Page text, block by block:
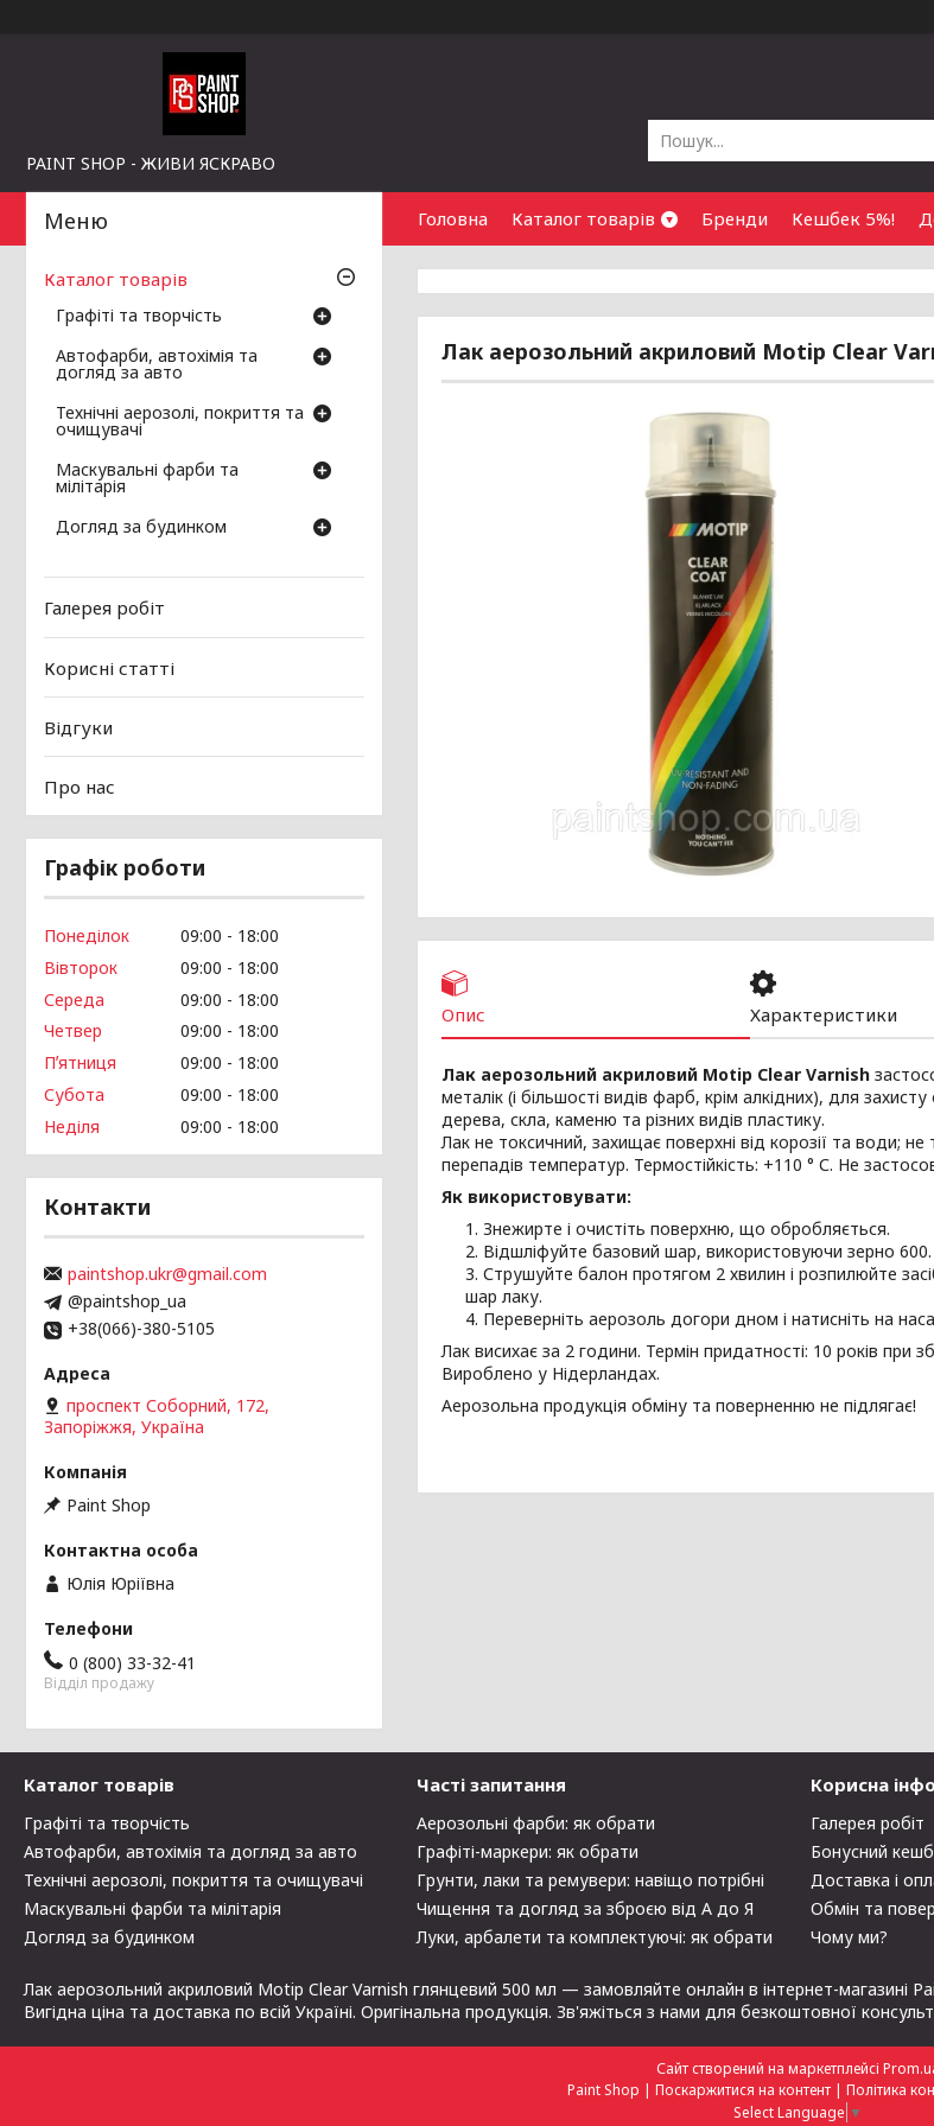
PAINT SHOP - ЖИВИ ЯСКРАВО
Головна Каталог товарів Бренди Кешбек 5%!
Лак аерозольний акриловий Motip Clear
Опис Характеристики
Лак аерозольний акриловий Motip Clear Varnish
металік (і більшості видів фарб, крім алкідних), для
дерева, скла, каменю та різних видів пластику.
Лак не токсичний, захищає поверхні від корозії та води; не
перепадів температур. Термостійкість: +110 ° С. Не
Як використовувати:
Знежирте і очистіть поверхню, що обробляється.
Відшліфуйте базовий шар, використовуючи зерно 600.
Струшуйте балон протягом 2 хвилин і розпилюйте
шар лаку.
Переверніть аерозоль догори дном і натисніть на
Лак висихає за 2 години. Термін придатності: 10 років при
Вироблено у Нідерландах.
Аерозольна продукція обміну та поверненню не підлягає!
Каталог товарів
Графіті та творчість
Автофарби, автохімія та
догляд за авто
Технічні аерозолі, покриття та
очищувачі
Маскувальні фарби та
мілітарія
Догляд за будинком
Галерея робіт
Корисні статті
Відгуки
Про нас
Графік роботи
Понеділок 09:00
18:00
Вівторок
09:00
18:00
Середа
09:00
18:00
Четвер
09:00
18:00
Пʼятниця
09:00
18:00
Субота
09:00
18:00
Неділя
09:00 18:00
Контакти
paintshop.ukr@gmail.com
@paintshop_ua
+38(066)-380-5105
проспект Соборний, 172,
Запоріжжя, Україна
Paint Shop
Юлія Юріївна
0 (800) 33-32-41
Відділ продажу
Каталог товарів
Графіті та творчість
Автофарби, автохімія та догляд за авто
Технічні аерозолі, покриття та очищувачі
Маскувальні фарби та мілітарія
Догляд за будинком
Часті запитання
Аерозольні фарби: як обрати
Графіті-маркери: як обрати
Грунти, лаки та ремувери: навіщо потрібні
Чищення та догляд за зброєю від А до Я
Луки, арбалети та комплектуючі: як обрати
Корисна
Галерея робіт
Бонусний
Доставка і
Обмін та
Чому ми?
Лак аерозольний акриловий Motip Clear Varnish глянцевий 500 мл — замовляйте онлайн в інтернет-магазині
Вигідна ціна та доставка по всій Україні. Оригінальна продукція. Зв'яжіться з нами для безкоштовної
Сайт створений на маркетплейсі
Paint Shop | Поскаржитися на контент | Політика
Select Language ▼